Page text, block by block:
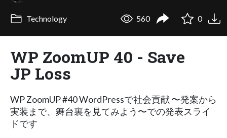
Technology 560 0
WP ZoomUP 40 - Save
JP Loss
WP ZoomUP #40 WordPressで社会貢献 〜発案から
実装まで、舞台裏を見てみよう〜での発表スライ
ドです